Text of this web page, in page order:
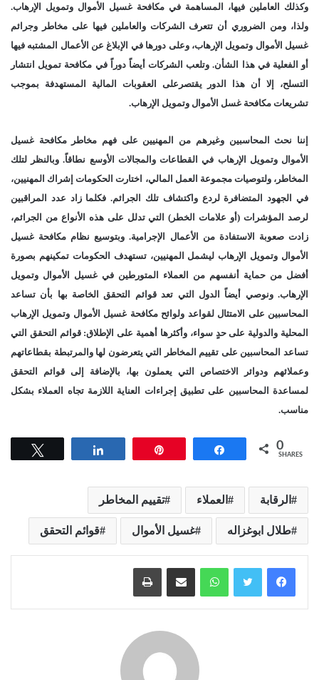
وكذلك العاملين فيها، المساهمة في مكافحة غسيل الأموال وتمويل الإرهاب.
ولذا، ومن الضروري أن تتعرف الشركات والعاملين فيها على مخاطر وجرائم
غسيل الأموال وتمويل الإرهاب، وعلى دورها في الإبلاغ عن الأعمال المشتبه فيها
أو الفعلية في هذا الشأن. وتلعب الشركات أيضاً دوراً في مكافحة تمويل انتشار
التسلح، إلا أن هذا الدور يقتصرعلى العقوبات المالية المستهدفة بموجب
تشريعات مكافحة غسل الأموال وتمويل الإرهاب.
إننا نحث المحاسبين وغيرهم من المهنيين على فهم مخاطر مكافحة غسيل
الأموال وتمويل الإرهاب في القطاعات والمجالات الأوسع نطاقاً. وبالنظر لتلك
المخاطر، ولتوصيات مجموعة العمل المالي، اختارت الحكومات إشراك المهنيين،
في الجهود المتضافرة لردع واكتشاف تلك الجرائم. فكلما زاد عدد المراقبين
لرصد المؤشرات (أو علامات الخطر) التي تدلل على هذه الأنواع من الجرائم،
زادت صعوبة الاستفادة من الأعمال الإجرامية. وبتوسيع نظام مكافحة غسيل
الأموال وتمويل الإرهاب ليشمل المهنيين، تستهدف الحكومات تمكينهم بصورة
أفضل من حماية أنفسهم من العملاء المتورطين في غسيل الأموال وتمويل
الإرهاب. ونوصي أيضاً الدول التي تعد قوائم التحقق الخاصة بها بأن تساعد
المحاسبين على الامتثال لقواعد ولوائح مكافحة غسيل الأموال وتمويل الإرهاب
المحلية والدولية على حدٍ سواء، وأكثرها أهمية على الإطلاق: قوائم التحقق التي
تساعد المحاسبين على تقييم المخاطر التي يتعرضون لها والمرتبطة بقطاعاتهم
وعملائهم ودوائر الاختصاص التي يعملون بها، بالإضافة إلى قوائم التحقق
لمساعدة المحاسبين على تطبيق إجراءات العناية اللازمة تجاه العملاء بشكل
مناسب.
Share 0
SHARES
الرقابة العملاء تقييم المخاطر
طلال ابوغزاله غسيل الأموال قوائم التحقق
واتساب مشاركة عبر البريد طباعة